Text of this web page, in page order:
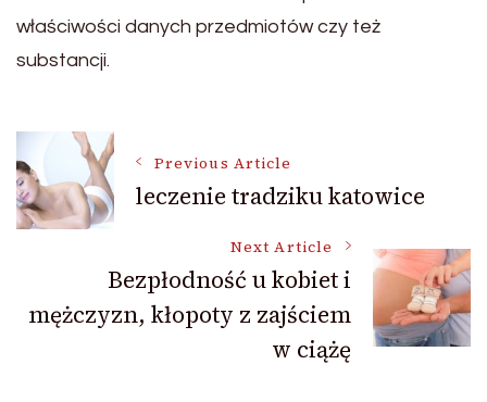
właściwości danych przedmiotów czy też
substancji.
Post
Navigation
Previous Article
leczenie tradziku katowice
Next Article
Bezpłodność u kobiet i
mężczyzn, kłopoty z zajściem
w ciążę